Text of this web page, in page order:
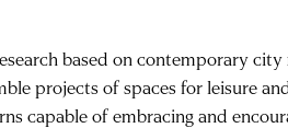
based on contemporary city
projects of spaces for leisure
capable of embracing and